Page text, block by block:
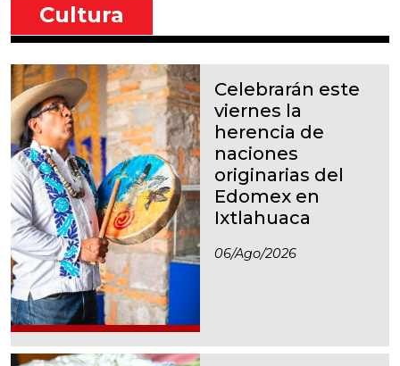
Cultura
Celebrarán este
viernes la
herencia de
naciones
originarias del
Edomex en
Ixtlahuaca
06/ago/2026